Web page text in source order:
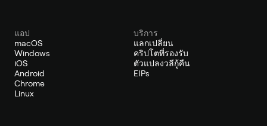
แอป
macOS
Windows
iOS
Android
Chrome
Linux
บริการ
แลกเปลี่ยน
คริปโตที่รองรับ
ตัวแปลงวลีกู้คืน
EIPs